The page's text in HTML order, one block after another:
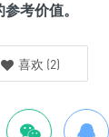
考价值。
喜欢 (2)